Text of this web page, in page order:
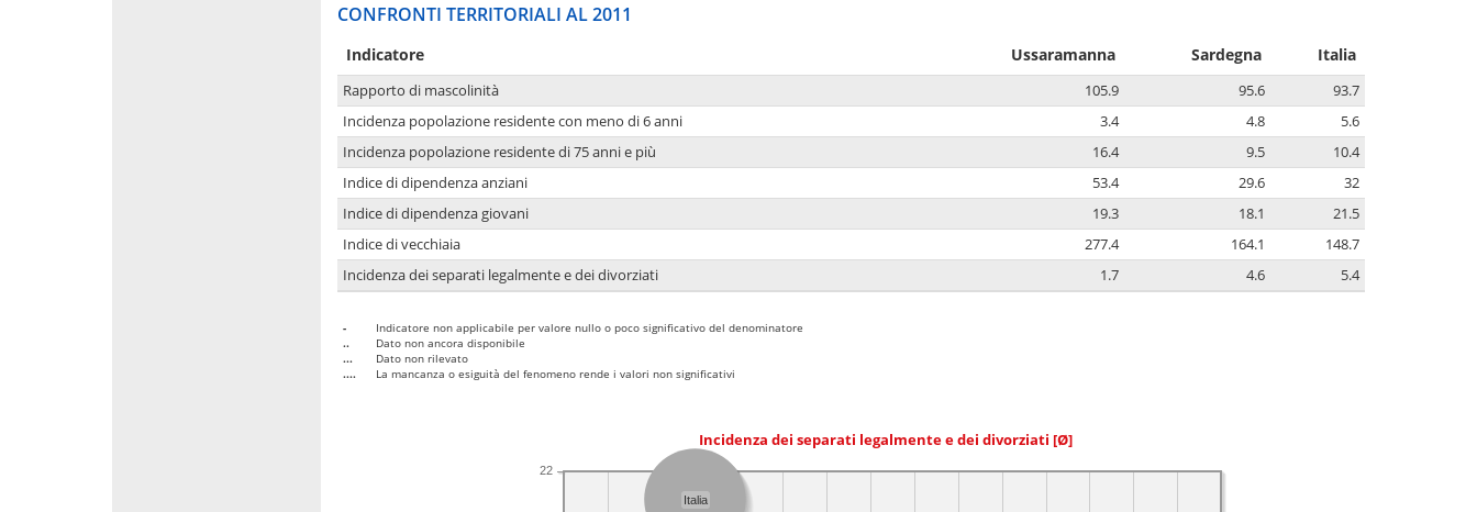
CONFRONTI TERRITORIALI AL 2011
Indicatore Ussaramanna Sardegna Italia
Rapporto di mascolinità 105.9 95.6
93.7
Incidenza popolazione residente con meno di 6 anni
3.4 4.8
5.6
Incidenza popolazione residente di 75 anni e più
16.4 9.5
10.4
Indice di dipendenza anziani
53.4 29.6
32
Indice di dipendenza giovani
19.3 18.1
21.5
Indice di vecchiaia
277.4 164.1
148.7
Incidenza dei separati legalmente e dei divorziati
1.7 4.6 5.4
-
Indicatore non applicabile per valore nullo o poco significativo del denominatore
..
Dato non ancora disponibile
...
Dato non rilevato
....
La mancanza o esiguità del fenomeno rende i valori non significativi
Incidenza dei separati legalmente e dei divorziati [Ø]
22
Italia